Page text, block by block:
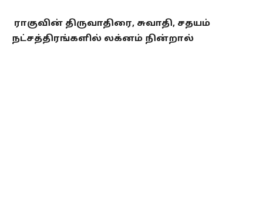
ராகுவின் திருவாதிரை, சுவாதி, சதயம்
நட்சத்திரங்களில் லக்னம் நின்றால்